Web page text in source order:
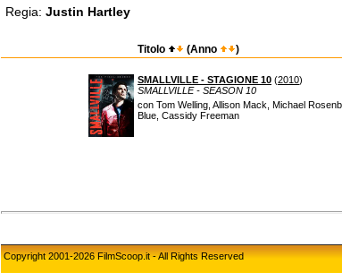
Regia: Justin Hartley
Titolo (Anno )
SMALLVILLE - STAGIONE 10 (2010)
SMALLVILLE - SEASON 10
con Tom Welling, Allison Mack, Michael
Blue, Cassidy Freeman
Copyright 2001-2026 FilmScoop.it - All Rights Reserved